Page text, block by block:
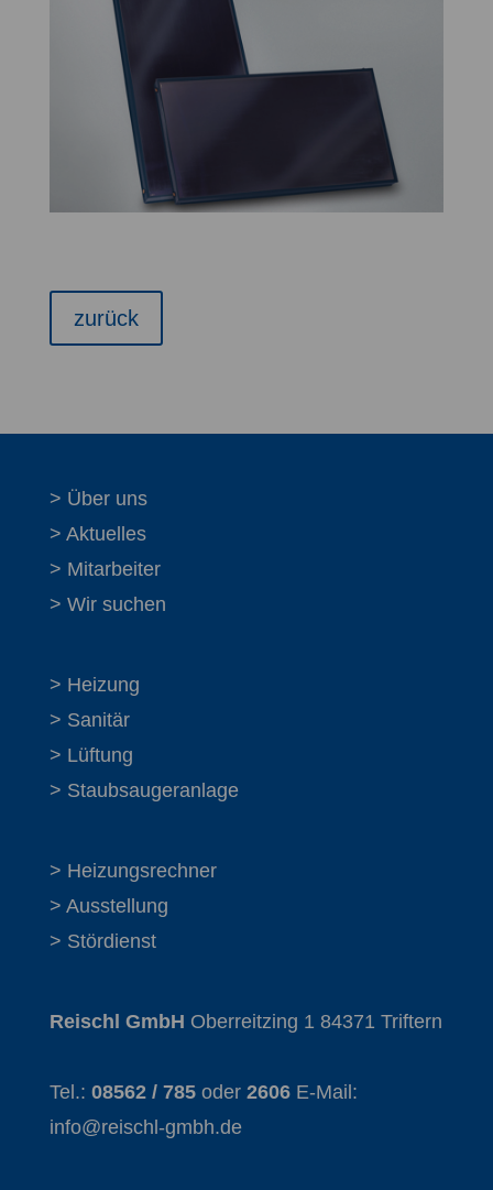
zurück
> Über uns
> Aktuelles
> Mitarbeiter
> Wir suchen
> Heizung
> Sanitär
> Lüftung
> Staubsaugeranlage
> Heizungsrechner
> Ausstellung
> Stördienst
Reischl GmbH Oberreitzing 1 84371 Triftern
Tel.: 08562 / 785oder 2606E-Mail:
info@reischl-gmbh.de